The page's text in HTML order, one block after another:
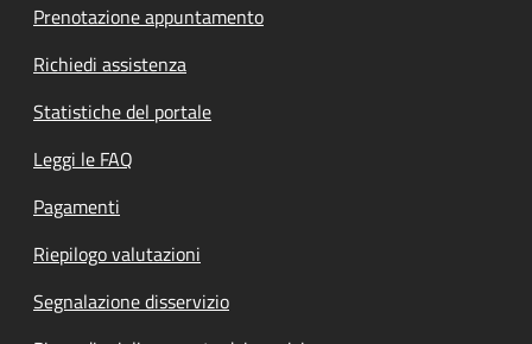
Prenotazione appuntamento
Richiedi assistenza
Statistiche del portale
Leggi le FAQ
Pagamenti
Riepilogo valutazioni
Segnalazione disservizio